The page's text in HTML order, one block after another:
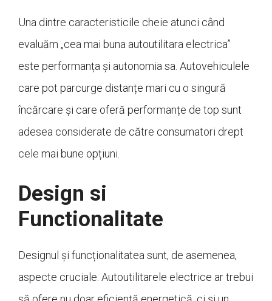
Una dintre caracteristicile cheie atunci când
evaluăm „cea mai buna autoutilitara electrica”
este performanța și autonomia sa. Autovehiculele
care pot parcurge distanțe mari cu o singură
încărcare și care oferă performanțe de top sunt
adesea considerate de către consumatori drept
cele mai bune opțiuni.
Design si
Functionalitate
Designul și funcționalitatea sunt, de asemenea,
aspecte cruciale. Autoutilitarele electrice ar trebui